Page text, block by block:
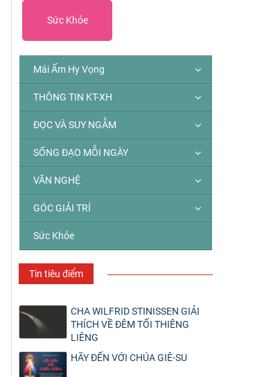
Sức Khỏe
Mái Ấm Hy Vọng
THÔNG TIN KT-XH
ĐỌC VÀ SUY NGẪM
SỐNG ĐẠO MỖI NGÀY
VĂN NGHỆ
GÓC GIẢI TRÍ
Sức Khỏe
Tin tiêu điểm
CHA WILFRID STINISSEN GIẢI
THÍCH VỀ ĐÊM TỐI THIÊNG
LIÊNG
HÃY ĐẾN VỚI CHÚA GIÊ-SU